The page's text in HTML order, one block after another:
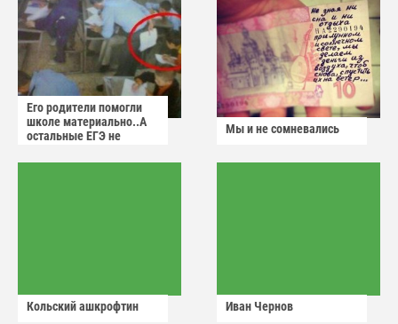
Его родители помогли
школе материально..А
остальные ЕГЭ не
Мы и не сомневались
Кольский ашкрофтин Иван Чернов